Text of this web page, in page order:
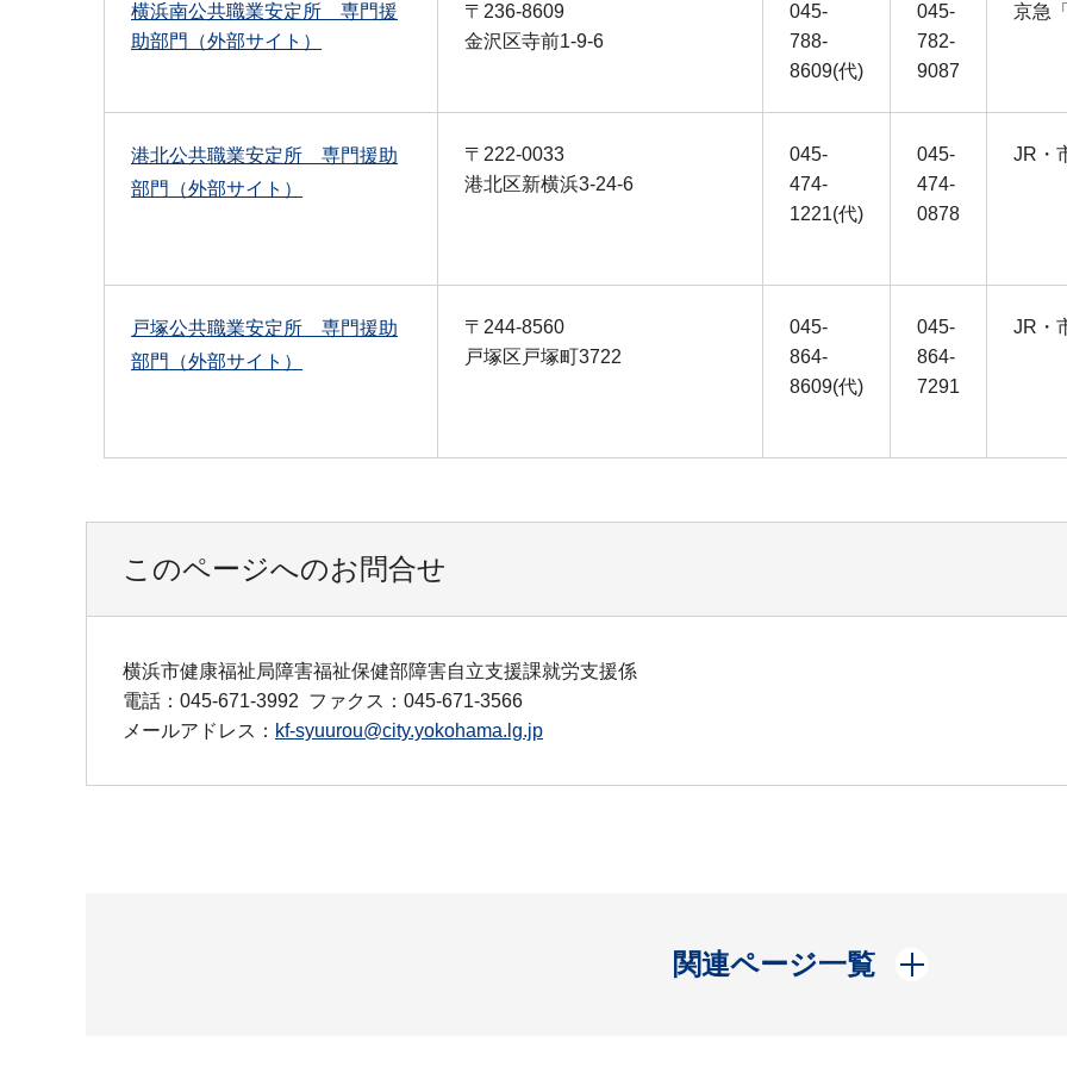
横浜南公共職業安定所 専門援
助部門（外部サイト）
〒236-8609
金沢区寺前1-9-6
045-
788-
8609(代)
045-
782-
9087
京急
港北公共職業安定所 専門援助
部門（外部サイト）
〒222-0033
港北区新横浜3-24-6
045-
474-
1221(代)
045-
474-
0878
JR・
戸塚公共職業安定所 専門援助
部門（外部サイト）
〒244-8560
戸塚区戸塚町3722
045-
864-
8609(代)
045-
864-
7291
JR・
このページへのお問合せ
横浜市健康福祉局障害福祉保健部障害自立支援課就労支援係
電話：045-671-3992 ファクス：045-671-3566
メールアドレス： kf-syuurou@city.yokohama.lg.jp
関連ページ一覧
開く